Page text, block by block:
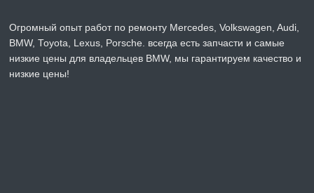
Огромный опыт работ по ремонту Mercedes, Volkswagen, Audi,
BMW, Toyota, Lexus, Porsche. всегда есть запчасти и самые
низкие цены для владельцев BMW, мы гарантируем качество и
низкие цены!